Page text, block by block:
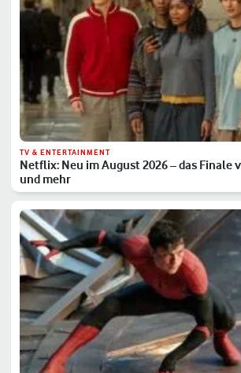
TV & ENTERTAINMENT
Netflix: Neu im August 2026 – das Finale
und mehr